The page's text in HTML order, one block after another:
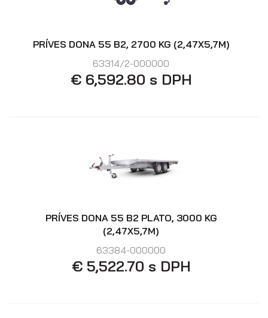
PRÍVES DONA 55 B2, 2700 KG (2,47X5,7M)
63314/2-000000
€ 6,592.80 s DPH
PRÍVES DONA 55 B2 PLATO, 3000 KG
(2,47X5,7M)
63384-000000
€ 5,522.70 s DPH